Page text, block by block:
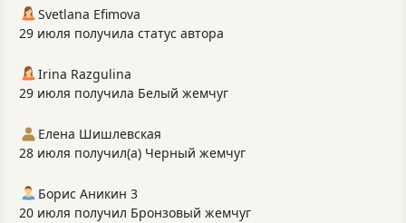
Svetlana Efimova
29 июля получила статус автора
Irina Razgulina
29 июля получила Белый жемчуг
Елена Шишлевская
28 июля получил(а) Черный жемчуг
Борис Аникин 3
20 июля получил Бронзовый жемчуг